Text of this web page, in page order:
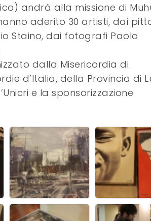
andrà alla missione di
aderito 30 artisti, dai
Staino, dai fotografi Paolo
dalla Misericordia di
d’Italia, della Provincia di
e la sponsorizzazione